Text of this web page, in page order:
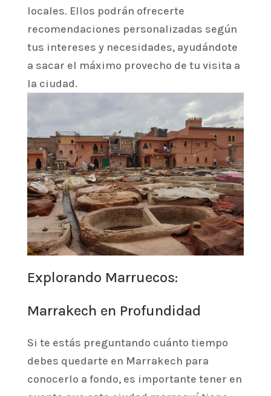
locales. Ellos podrán ofrecerte
recomendaciones personalizadas según
tus intereses y necesidades, ayudándote
a sacar el máximo provecho de tu visita a
la ciudad.
Explorando Marruecos:
Marrakech en Profundidad
Si te estás preguntando cuánto tiempo
debes quedarte en Marrakech para
conocerlo a fondo, es importante tener en